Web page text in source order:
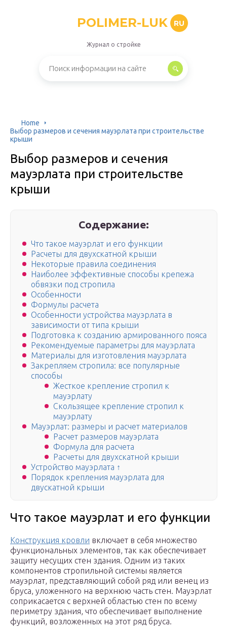
POLIMER-LUK RU
Журнал о стройке
Home
Выбор размеров и сечения мауэрлата при строительстве
крыши
Выбор размеров и сечения
мауэрлата при строительстве
крыши
Содержание:
Что такое мауэрлат и его функции
Расчеты для двухскатной крыши
Некоторые правила соединения
Наиболее эффективные способы крепежа
обвязки под стропила
Особенности
Формулы расчета
Особенности устройства мауэрлата в
зависимости от типа крыши
Подготовка к созданию армированного пояса
Рекомендуемые параметры для мауэрлата
Материалы для изготовления мауэрлата
Закрепляем стропила: все популярные
способы
Жесткое крепление стропил к
мауэрлату
Скользящее крепление стропил к
мауэрлату
Мауэрлат: размеры и расчет материалов
Расчет размеров мауэрлата
Формула для расчета
Расчеты для двухскатной крыши
Устройство мауэрлата ↑
Порядок крепления мауэрлата для
двускатной крыши
Что такое мауэрлат и его функции
Конструкция кровли включает в себя множество
функциональных элементов, так как обеспечивает
защиту несущих стен здания. Одним из таких
компонентов стропильной системы является
мауэрлат, представляющий собой ряд или венец из
бруса, уложенного на верхнюю часть стен. Мауэрлат
соприкасается с верхней областью стен по всему
периметру здания, что обеспечивает выполнение
функций, возложенных на этот ряд бруса.